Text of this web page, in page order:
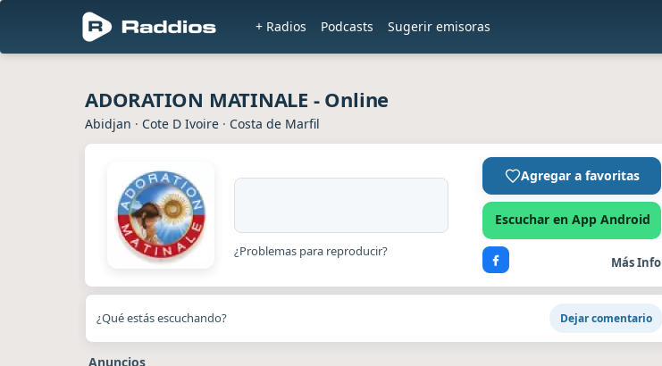
+ Radios Podcasts Sugerir emisoras
ADORATION MATINALE - Online
Abidjan · Cote D Ivoire · Costa de Marfil
¿Problemas para reproducir?
Agregar a favoritas
Escuchar en App Android
Más Info
¿Qué estás escuchando? Dejar comentario
Anuncios